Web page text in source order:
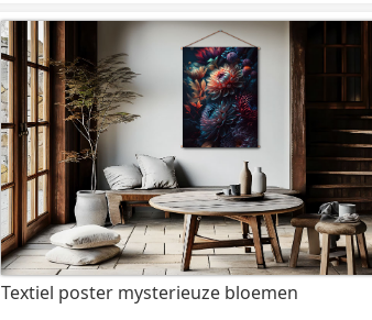
Textiel poster mysterieuze bloemen